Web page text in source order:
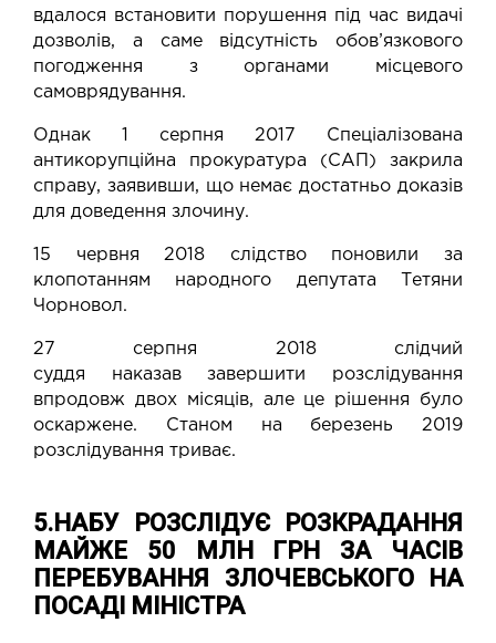
вдалося встановити порушення під час видачі
дозволів, а саме відсутність обов’язкового
погодження з органами місцевого
самоврядування.
Однак 1 серпня 2017 Спеціалізована
антикорупційна прокуратура (САП) закрила
справу, заявивши, що немає достатньо доказів
для доведення злочину.
15 червня 2018 слідство поновили за
клопотанням народного депутата Тетяни
Чорновол.
27 серпня 2018 слідчий
суддя наказавзавершити розслідування
впродовж двох місяців, але це рішення було
оскаржене. Станом на березень 2019
розслідування триває.
5.НАБУ РОЗСЛІДУЄ РОЗКРАДАННЯ
МАЙЖЕ 50 МЛН ГРН ЗА ЧАСІВ
ПЕРЕБУВАННЯ ЗЛОЧЕВСЬКОГО НА
ПОСАДІ МІНІСТРА